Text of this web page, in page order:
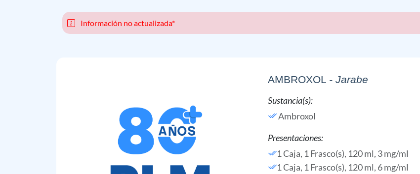
Información no actualizada*
AMBROXOL - Jarabe
Sustancia(s):
Ambroxol
Presentaciones:
1 Caja, 1 Frasco(s), 120 ml, 3 mg/ml
1 Caja, 1 Frasco(s), 120 ml, 6 mg/ml